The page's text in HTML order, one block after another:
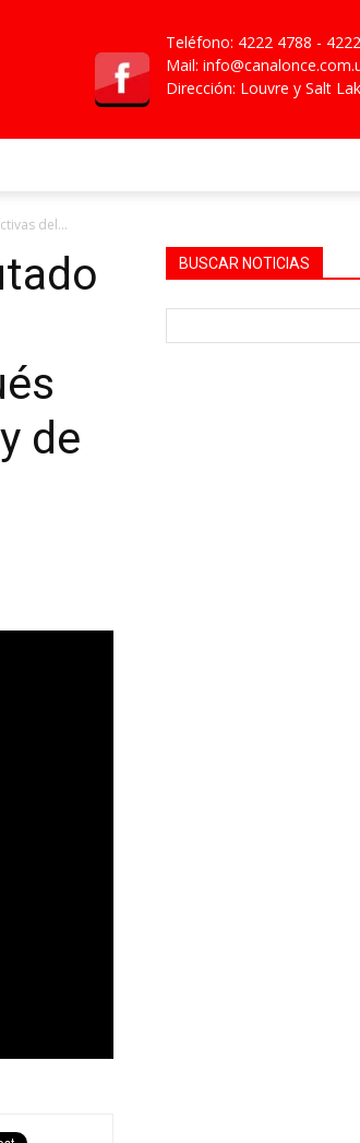
Teléfono: 4222 4788 -
Mail:
Dirección: Louvre y Salt
del...
de
BUSCAR NOTICIAS